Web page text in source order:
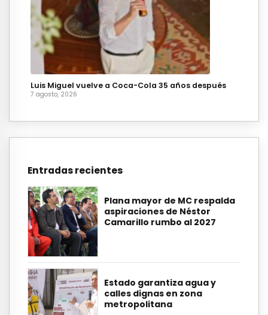
Luis Miguel vuelve a Coca-Cola 35 años después
7 agosto, 2026
Entradas recientes
Plana mayor de MC respalda
aspiraciones de Néstor
Camarillo rumbo al 2027
Estado garantiza agua y
calles dignas en zona
metropolitana